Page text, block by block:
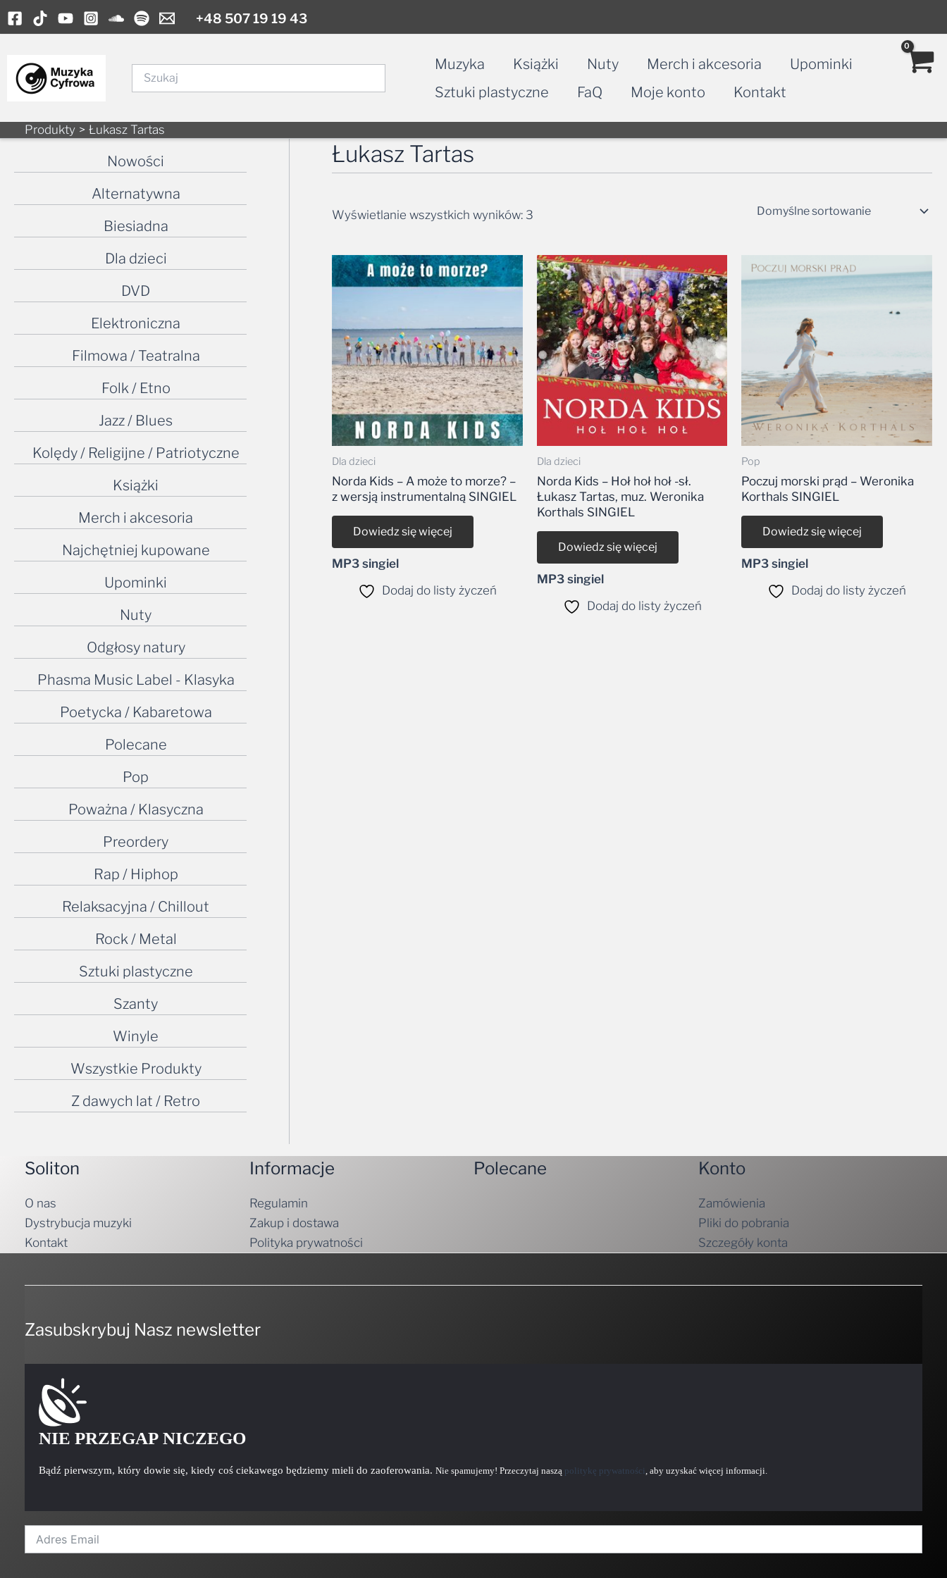
Skip
to
+48 507 19 19 43
Muzyka Książki Nuty Merch i akcesoria
Upominki
Sztuki plastyczne
FaQ Moje konto Kontakt
Produkty Łukasz Tartas
Nowości
Alternatywna
Biesiadna
Dla dzieci
DVD
Elektroniczna
Filmowa / Teatralna
Folk / Etno
Jazz / Blues
Kolędy / Religijne / Patriotyczne
Książki
Merch i akcesoria
Najchętniej kupowane
Upominki
Nuty
Odgłosy natury
Phasma Music Label - Klasyka
Poetycka / Kabaretowa
Polecane
Pop
Poważna / Klasyczna
Preordery
Rap / Hiphop
Relaksacyjna / Chillout
Rock / Metal
Sztuki plastyczne
Szanty
Winyle
Wszystkie Produkty
Z dawych lat / Retro
Łukasz Tartas
Wyświetlanie wszystkich wyników: 3
Dla dzieci
Norda Kids – A może to morze? –
z wersją instrumentalną SINGIEL
Dowiedz się więcej
MP3 singiel
Dodaj do listy życzeń
Dla dzieci
Norda Kids – Hoł hoł hoł -sł.
Łukasz Tartas, muz. Weronika
Korthals SINGIEL
Dowiedz się więcej
MP3 singiel
Dodaj do listy życzeń
Pop
Poczuj morski prąd – Weronika
Korthals SINGIEL
Dowiedz się więcej
MP3 singiel
Dodaj do listy życzeń
Soliton
O nas
Dystrybucja muzyki
Kontakt
Informacje
Regulamin
Zakup i dostawa
Polityka prywatności
Polecane Konto
Zamówienia
Pliki do pobrania
Szczegóły konta
Zasubskrybuj Nasz newsletter
NIE PRZEGAP NICZEGO
Bądź pierwszym, który dowie się, kiedy coś ciekawego będziemy mieli do zaoferowania. Nie spamujemy! Przeczytaj naszą politykę prywatności, aby uzyskać więcej informacji.